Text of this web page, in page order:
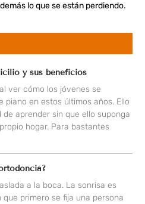
lo que se están perdiendo.
y sus beneficios
ver cómo los jóvenes se
piano en estos últimos años. Ello
aprender sin que ello suponga
hogar. Para bastantes
a la boca. La sonrisa es
primero se fija una persona